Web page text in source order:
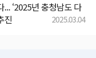
‘2025년 충청남도 다
진
2025.03.04